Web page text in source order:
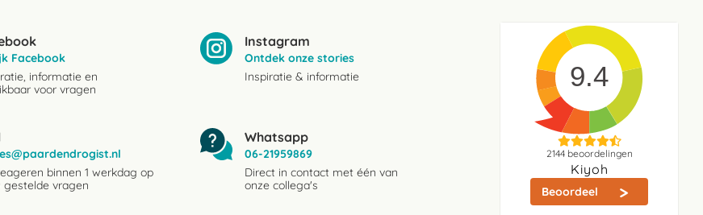
Facebook
informatie en
voor vragen
Instagram
Ontdek onze stories
Inspiratie & informatie
binnen 1 werkdag op
gestelde vragen
Whatsapp
06-21959869
Direct in contact met één van
onze collega's
9.4
2144beoordelingen
Kiyoh
Beoordeel